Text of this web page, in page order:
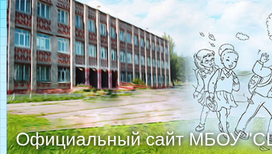
Официальный сайт МБОУ